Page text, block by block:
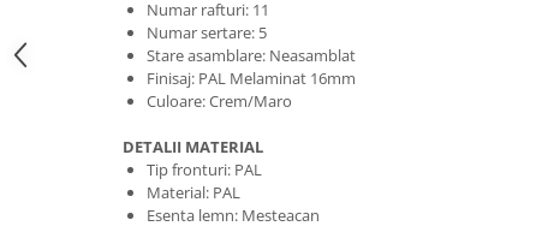
Numar rafturi: 11
Numar sertare: 5
Stare asamblare: Neasamblat
Finisaj: PAL Melaminat 16mm
Culoare: Crem/Maro
DETALII MATERIAL
Tip fronturi: PAL
Material: PAL
Esenta lemn: Mesteacan